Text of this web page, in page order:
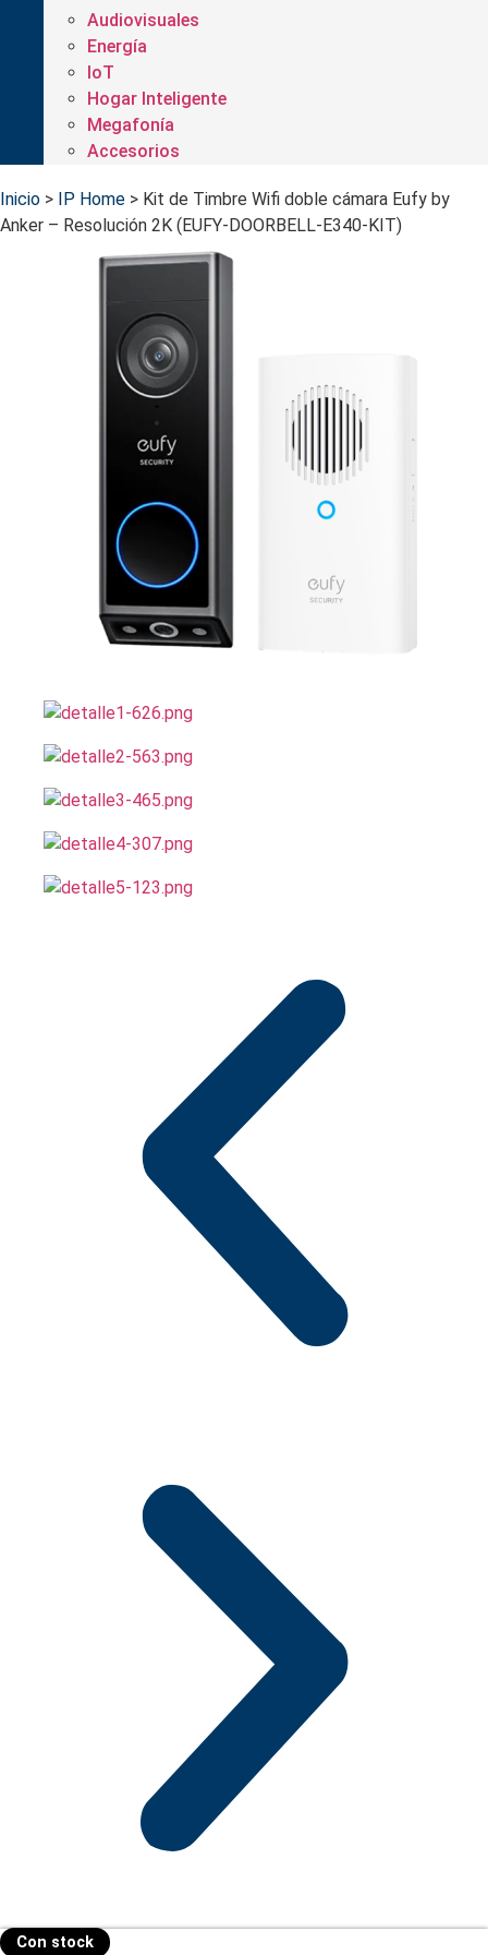
Audiovisuales
Energía
IoT
Hogar Inteligente
Megafonía
Accesorios
Inicio > IP Home > Kit de Timbre Wifi doble cámara Eufy by
Anker – Resolución 2K (EUFY-DOORBELL-E340-KIT)
Con stock